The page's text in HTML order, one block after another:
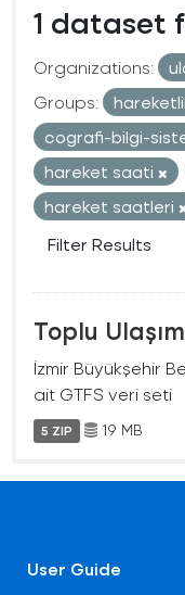
1 dataset
Organizations:
Groups:
cografi-bilgi-
hareket saati
hareket saatleri
Filter Results
Toplu
İzmir Büyükşehir
ait GTFS veri seti
5 ZIP 19 MB
User Guide